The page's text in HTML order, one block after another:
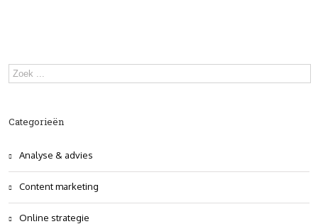
Categorieën
Analyse & advies
Content marketing
Online strategie